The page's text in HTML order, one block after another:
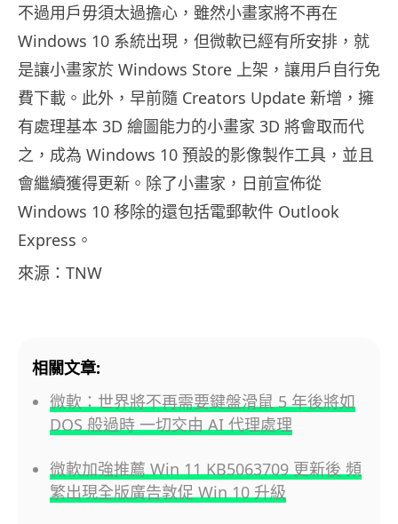
不過用戶毋須太過擔心，雖然小畫家將不再在
Windows 10 系統出現，但微軟已經有所安排，就
是讓小畫家於 Windows Store 上架，讓用戶自行免
費下載。此外，早前隨 Creators Update 新增，擁
有處理基本 3D 繪圖能力的小畫家 3D 將會取而代
之，成為 Windows 10 預設的影像製作工具，並且
會繼續獲得更新。除了小畫家，日前宣佈從
Windows 10 移除的還包括電郵軟件 Outlook
Express。
來源：TNW
相關文章:
微軟：世界將不再需要鍵盤滑鼠 5 年後將如
DOS 般過時 一切交由 AI 代理處理
微軟加強推薦 Win 11 KB5063709 更新後 頻
繁出現全版廣告敦促 Win 10 升級